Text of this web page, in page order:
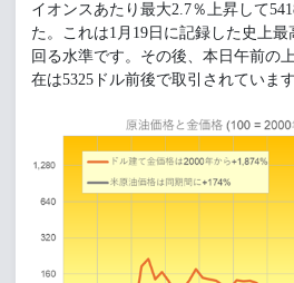
イオンスあたり最大2.7％上昇して
た。これは1月19日に記録した史上
回る水準です。その後、本日午前の
在は5325ドル前後で取引されています